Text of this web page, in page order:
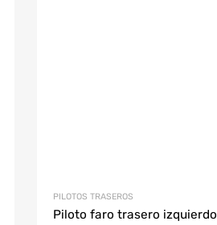
PILOTOS TRASEROS
Piloto faro trasero izquierdo